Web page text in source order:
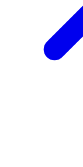
MàJ : 07/08/2026